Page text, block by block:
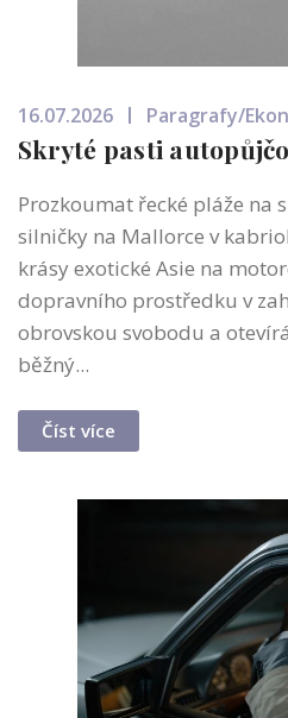
16.07.2026 Paragrafy/
Skryté pasti
Prozkoumat řecké pláže na
silničky na Mallorce v
krásy exotické Asie na
dopravního prostředku v
obrovskou svobodu a
běžný...
Číst více